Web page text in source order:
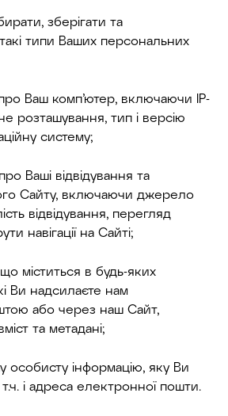
зберігати та
типи Ваших персональних
Ваш комп’ютер, включаючи IP-
розташування, тип і версію
систему;
Ваші відвідування та
Сайту, включаючи джерело
відвідування, перегляд
навігації на Сайті;
міститься в будь-яких
Ви надсилаєте нам
або через наш Сайт,
та метадані;
особисту інформацію, яку Ви
і адреса електронної пошти.